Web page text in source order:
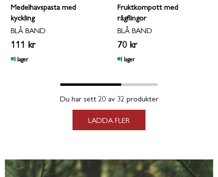
Medelhavspasta med
kyckling
BLÅ BAND
111 kr
I lager
Fruktkompott med
rågflingor
BLÅ BAND
70 kr
I lager
Du har sett 20 av 32 produkter
LADDA FLER